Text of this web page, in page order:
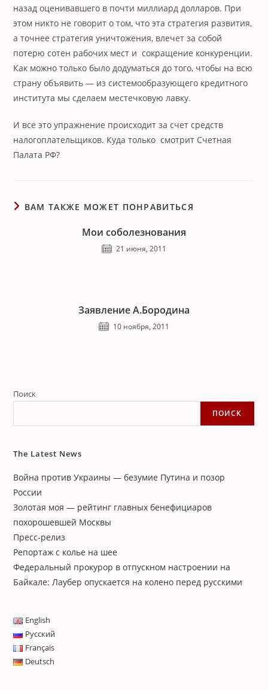
назад оценивавшего в почти миллиард долларов. При
этом никто не говорит о том, что эта стратегия развития,
а точнее стратегия уничтожения, влечет за собой
потерю сотен рабочих мест и сокращение конкуренции.
Как можно только было додуматься до того, чтобы на всю
страну объявить — из системообразующего кредитного
института мы сделаем местечковую лавку.
И все это упражнение происходит за счет средств
налогоплательщиков. Куда только смотрит Счетная
Палата РФ?
ВАМ ТАКЖЕ МОЖЕТ ПОНРАВИТЬСЯ
Мои соболезнования
21 июня, 2011
Заявление А.Бородина
10 ноября, 2011
Поиск
ПОИСК
The Latest News
Война против Украины — безумие Путина и позор
России
Золотая моя — рейтинг главных бенефициаров
похорошевшей Москвы
Пресс-релиз
Репортаж с колье на шее
Федеральный прокурор в отпускном настроении на
Байкале: Лаубер опускается на колено перед русскими
English
Русский
Français
Deutsch